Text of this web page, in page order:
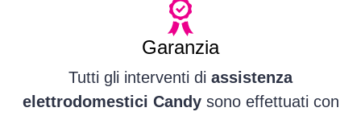
Garanzia
Tutti gli interventi di assistenza
elettrodomestici Candysono effettuati con